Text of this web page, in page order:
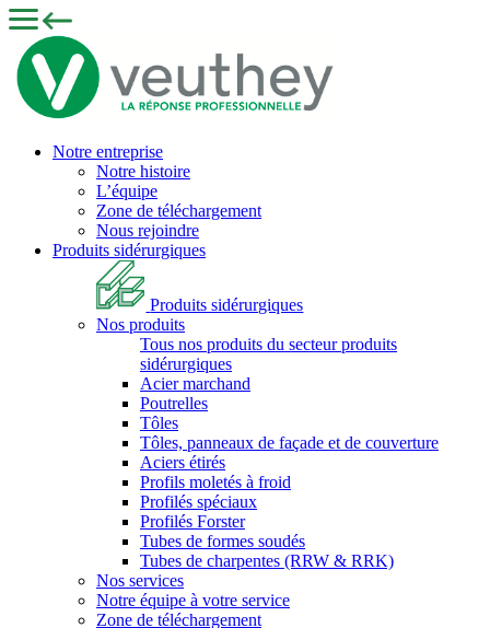
Notre entreprise
Notre histoire
L’équipe
Zone de téléchargement
Nous rejoindre
Produits sidérurgiques
Produits sidérurgiques
Nos produits
Tous nos produits du secteur produits
sidérurgiques
Acier marchand
Poutrelles
Tôles
Tôles, panneaux de façade et de couverture
Aciers étirés
Profils moletés à froid
Profilés spéciaux
Profilés Forster
Tubes de formes soudés
Tubes de charpentes (RRW & RRK)
Nos services
Notre équipe à votre service
Zone de téléchargement